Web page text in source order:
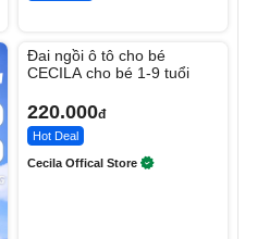
Đai ngồi ô tô cho bé
CECILA cho bé 1-9 tuổi
220.000đ
Hot Deal
Cecila Offical Store